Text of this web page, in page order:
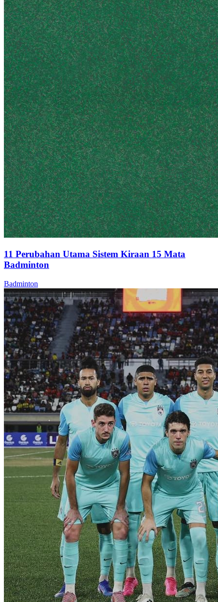
11 Perubahan Utama Sistem Kiraan 15 Mata
Badminton
Badminton